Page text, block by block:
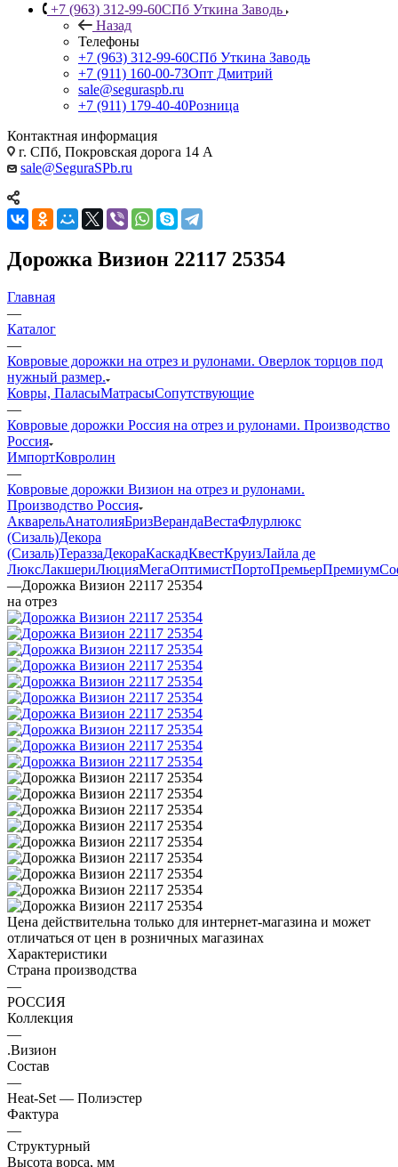
+7 (963) 312-99-60СПб Уткина Заводь
Назад
Телефоны
+7 (963) 312-99-60СПб Уткина Заводь
+7 (911) 160-00-73Опт Дмитрий
sale@seguraspb.ru
+7 (911) 179-40-40Розница
Контактная информация
г. СПб, Покровская дорога 14 А
sale@SeguraSPb.ru
Дорожка Визион 22117 25354
Главная
—
Каталог
—
Ковровые дорожки на отрез и рулонами. Оверлок торцов под
нужный размер.
Ковры, ПаласыМатрасыСопутствующие
—
Ковровые дорожки Россия на отрез и рулонами. Производство
Россия
ИмпортКовролин
—
Ковровые дорожки Визион на отрез и рулонами.
Производство Россия
АкварельАнатолияБризВерандаВестаФлурлюкс
(Сизаль)Декора
(Сизаль)ТераззаДекораКаскадКвестКруизЛайла де
ЛюксЛакшериЛюцияМегаОптимистПортоПремьерПремиум
—Дорожка Визион 22117 25354
на отрез
Цена действительна только для интернет-магазина и может
отличаться от цен в розничных магазинах
Характеристики
Страна производства
—
РОССИЯ
Коллекция
—
.Визион
Состав
—
Heat-Set — Полиэстер
Фактура
—
Структурный
Высота ворса, мм